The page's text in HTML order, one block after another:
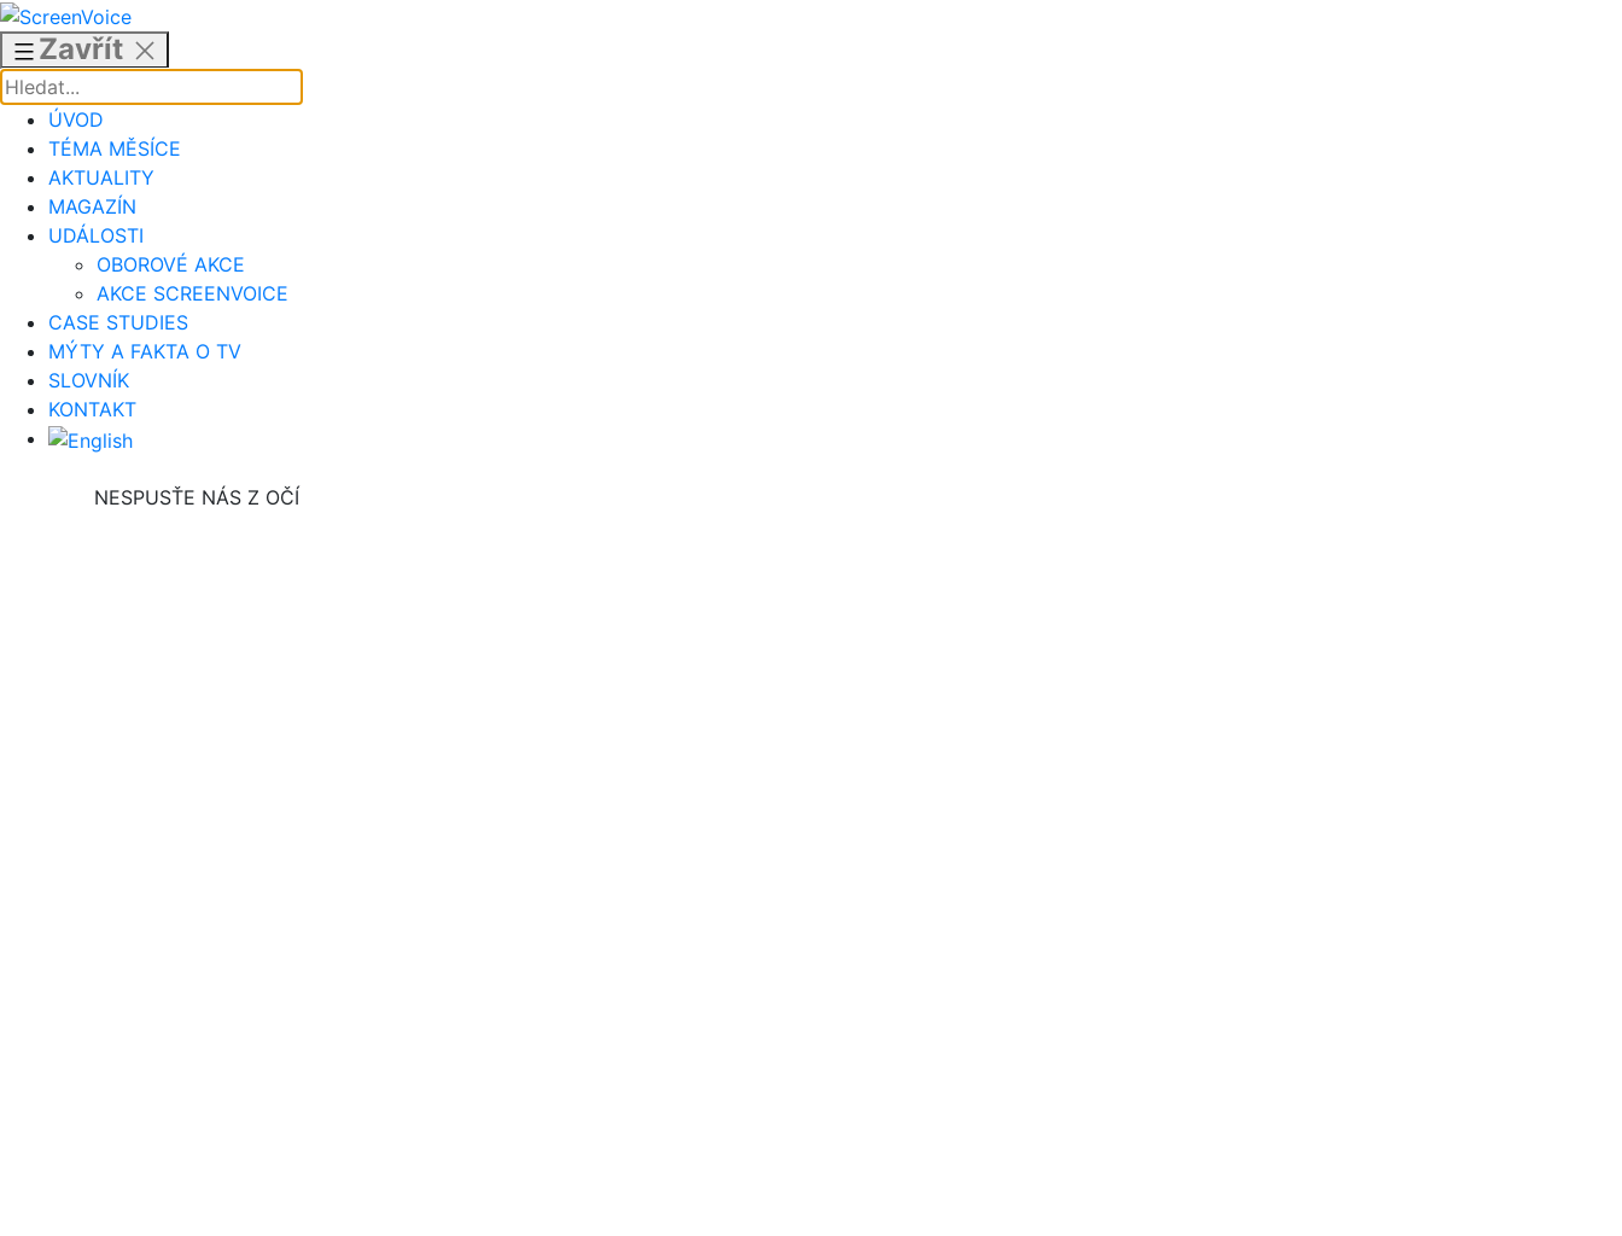
Přejít
obsahu
Zavřít
ÚVOD
TÉMA MĚSÍCE
AKTUALITY
MAGAZÍN
UDÁLOSTI
OBOROVÉ AKCE
AKCE SCREENVOICE
CASE STUDIES
MÝTY A FAKTA O TV
SLOVNÍK
KONTAKT
NESPUSŤE NÁS Z OČÍ